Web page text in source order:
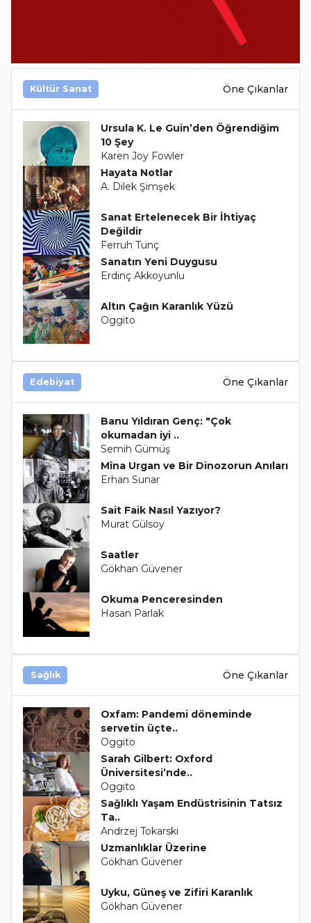
Kültür Sanat Öne Çıkanlar
Ursula K. Le Guin’den Öğrendiğim
10 Şey
Karen Joy Fowler
Hayata Notlar
A. Dilek Şimşek
Sanat Ertelenecek Bir İhtiyaç
Değildir
Ferruh Tunç
Sanatın Yeni Duygusu
Erdinç Akkoyunlu
Altın Çağın Karanlık Yüzü
Oggito
Edebiyat Öne Çıkanlar
Banu Yıldıran Genç: "Çok
okumadan iyi ..
Semih Gümüş
Mîna Urgan ve Bir Dinozorun Anıları
Erhan Sunar
Sait Faik Nasıl Yazıyor?
Murat Gülsoy
Saatler
Gökhan Güvener
Okuma Penceresinden
Hasan Parlak
Sağlık Öne Çıkanlar
Oxfam: Pandemi döneminde
servetin üçte..
Oggito
Sarah Gilbert: Oxford
Üniversitesi’nde..
Oggito
Sağlıklı Yaşam Endüstrisinin Tatsız
Ta..
Andrzej Tokarski
Uzmanlıklar Üzerine
Gökhan Güvener
Uyku, Güneş ve Zifiri Karanlık
Gökhan Güvener